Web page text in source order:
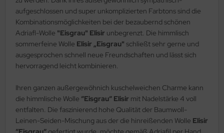
aufgeschlossen und super unkomplizierten Farbtons sind die
Kombinationsmöglichkeiten bei der bezaubernd schönen
Adriafl-Wolle "Eisgrau" Elisir unbegrenzt. Die himmlisch
sommerfeine Wolle Elisir „Eisgrau" schließt sehr gerne und
ausgesprochen schnell neue Freundschaften und lässt sich
hervorragend leicht kombinieren.
Ihren ganzen außergewöhnich kuschelweichen Charme kann
die himmlische Wolle “Eisgrau“ Elisir mit Nadelstärke 4 voll
entfalten. Die faszinierend hohe Qualität der Baumwoll-
Leinen-Seiden-Mischung aus der die hinreißenden Wolle Elisir